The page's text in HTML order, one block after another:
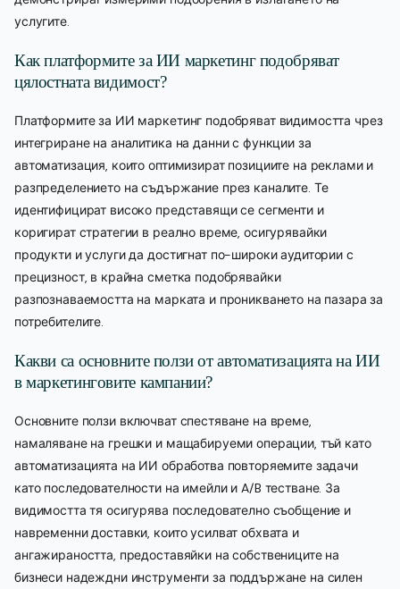
услугите.
Как платформите за ИИ маркетинг подобряват
цялостната видимост?
Платформите за ИИ маркетинг подобряват видимостта чрез
интегриране на аналитика на данни с функции за
автоматизация, които оптимизират позициите на реклами и
разпределението на съдържание през каналите. Те
идентифицират високо представящи се сегменти и
коригират стратегии в реално време, осигурявайки
продукти и услуги да достигнат по-широки аудитории с
прецизност, в крайна сметка подобрявайки
разпознаваемостта на марката и проникването на пазара за
потребителите.
Какви са основните ползи от автоматизацията на ИИ
в маркетинговите кампании?
Основните ползи включват спестяване на време,
намаляване на грешки и мащабируеми операции, тъй като
автоматизацията на ИИ обработва повторяемите задачи
като последователности на имейли и A/B тестване. За
видимостта тя осигурява последователно съобщение и
навременни доставки, които усилват обхвата и
ангажираността, предоставяйки на собствениците на
бизнеси надеждни инструменти за поддържане на силен